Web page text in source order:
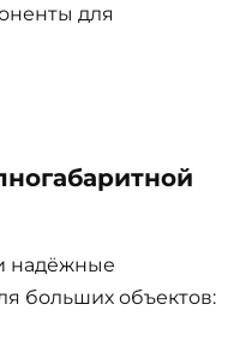
для
надёжные
больших объектов: